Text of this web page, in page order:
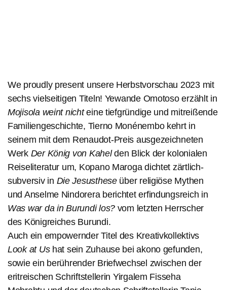
akonos
Herbstprogramm
2023
We proudly present unsere Herbstvorschau 2023 mit
sechs vielseitigen Titeln! Yewande Omotoso erzählt in
Mojisola weint nichteine tiefgründige und mitreißende
Familiengeschichte, Tierno Monénembo kehrt in
seinem mit dem Renaudot-Preis ausgezeichneten
Werk Der König von Kahelden Blick der kolonialen
Reiseliteratur um, Kopano Maroga dichtet zärtlich-
subversiv in Die Jesustheseüber religiöse Mythen
und Anselme Nindorera berichtet erfindungsreich in
Was war da in Burundi los?vom letzten Herrscher
des Königreiches Burundi.
Auch ein empowernder Titel des Kreativkollektivs
Look at Us hat sein Zuhause bei akono gefunden,
sowie ein berührender Briefwechsel zwischen der
eritreischen Schriftstellerin Yirgalem Fisseha